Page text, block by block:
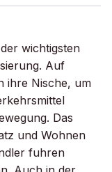
wichtigsten
Auf
ihre Nische, um
Das
und Wohnen
fuhren